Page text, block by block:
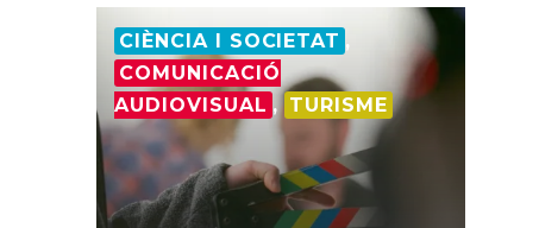
CIÈNCIA I SOCIETAT ,
COMUNICACIÓ
AUDIOVISUAL , TURISME